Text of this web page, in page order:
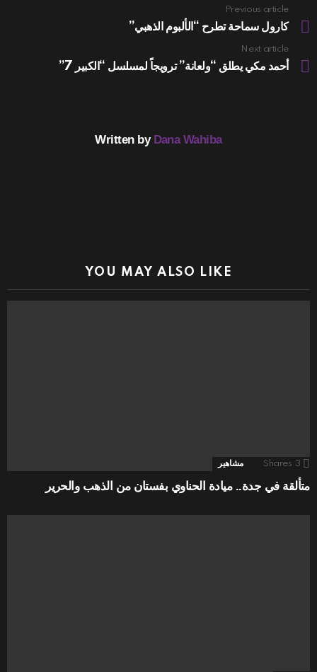
more
Previous article
كارول سماحة تطرح “الألبوم الذهبي”
Next article
أحمد مكي يطلق “ولعانة” ترويجاً لمسلسل “الكبير 7”
Written by Dana Wahiba
YOU MAY ALSO LIKE
3
Shares مشاهير
متألقة في جدة.. ميادة الحناوي بفستان من الذهب والحرير